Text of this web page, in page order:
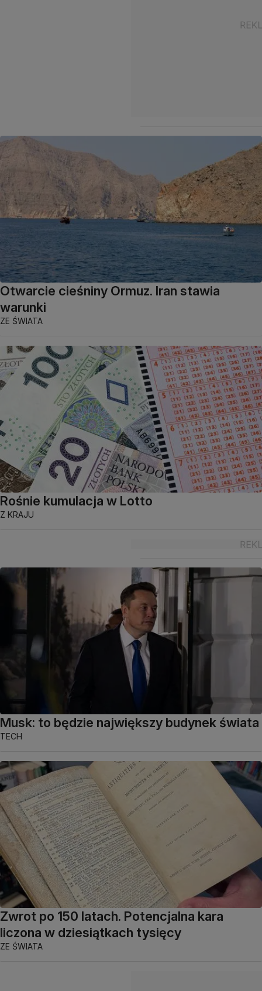
Otwarcie cieśniny Ormuz. Iran stawia
warunki
ZE ŚWIATA
Rośnie kumulacja w Lotto
Z KRAJU
Musk: to będzie największy budynek świata
TECH
Zwrot po 150 latach. Potencjalna kara
liczona w dziesiątkach tysięcy
ZE ŚWIATA